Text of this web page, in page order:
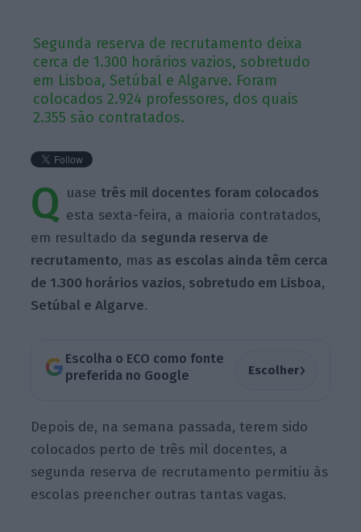
Segunda reserva de recrutamento deixa
cerca de 1.300 horários vazios, sobretudo
em Lisboa, Setúbal e Algarve. Foram
colocados 2.924 professores, dos quais
2.355 são contratados.
Q uasetrês mil docentes foram colocados
esta sexta-feira, a maioria contratados,
em resultado da segunda reserva de
recrutamento, mas as escolas ainda têm cerca
de 1.300 horários vazios, sobretudo em Lisboa,
Setúbal e Algarve.
Escolha o ECO como fonte
preferida no Google
Escolher›
Depois de, na semana passada, terem sido
colocados perto de três mil docentes, a
segunda reserva de recrutamento permitiu às
escolas preencher outras tantas vagas.